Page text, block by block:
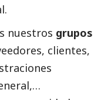
nuestros grupos
clientes,